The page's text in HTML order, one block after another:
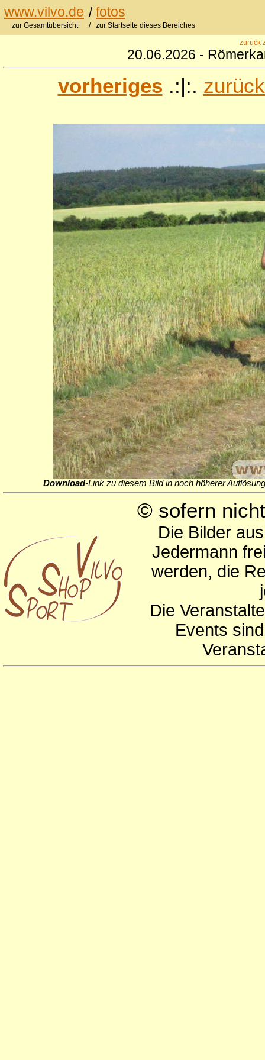
www.vilvo.de /fotos
zur Gesamtübersicht / zur Startseite dieses Bereiches
zurück
20.06.2026 -
vorheriges .:|:.
Download-Link zu diesem Bild in noch höherer
© sofern
Die Bilder
Jedermann
werden, die
Die
Events